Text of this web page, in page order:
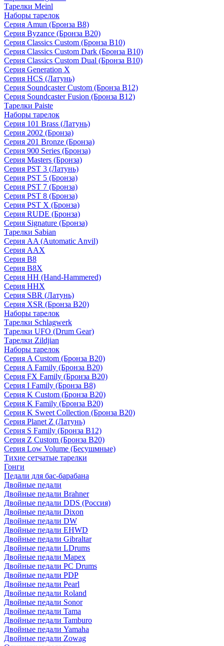
Тарелки Meinl
Наборы тарелок
Серия Amun (Бронза B8)
Серия Byzance (Бронза B20)
Серия Classics Custom (Бронза B10)
Серия Classics Custom Dark (Бронза B10)
Серия Classics Custom Dual (Бронза B10)
Серия Generation X
Серия HCS (Латунь)
Серия Soundcaster Custom (Бронза B12)
Серия Soundcaster Fusion (Бронза B12)
Тарелки Paiste
Наборы тарелок
Серия 101 Brass (Латунь)
Серия 2002 (Бронза)
Серия 201 Bronze (Бронза)
Серия 900 Series (Бронза)
Серия Masters (Бронза)
Серия PST 3 (Латунь)
Серия PST 5 (Бронза)
Серия PST 7 (Бронза)
Серия PST 8 (Бронза)
Серия PST X (Бронза)
Серия RUDE (Бронза)
Серия Signature (Бронза)
Тарелки Sabian
Серия AA (Automatic Anvil)
Серия AAX
Серия B8
Серия B8X
Серия HH (Hand-Hammered)
Серия HHX
Серия SBR (Латунь)
Серия XSR (Бронза B20)
Наборы тарелок
Тарелки Schlagwerk
Тарелки UFO (Drum Gear)
Тарелки Zildjian
Наборы тарелок
Серия A Custom (Бронза B20)
Серия A Family (Бронза B20)
Серия FX Family (Бронза B20)
Серия I Family (Бронза B8)
Серия K Custom (Бронза B20)
Серия K Family (Бронза B20)
Серия K Sweet Collection (Бронза B20)
Серия Planet Z (Латунь)
Серия S Family (Бронза B12)
Серия Z Custom (Бронза B20)
Серия Low Volume (Бесушмные)
Тихие сетчатые тарелки
Гонги
Педали для бас-барабана
Двойные педали
Двойные педали Brahner
Двойные педали DDS (Россия)
Двойные педали Dixon
Двойные педали DW
Двойные педали EHWD
Двойные педали Gibraltar
Двойные педали LDrums
Двойные педали Mapex
Двойные педали PC Drums
Двойные педали PDP
Двойные педали Pearl
Двойные педали Roland
Двойные педали Sonor
Двойные педали Tama
Двойные педали Tamburo
Двойные педали Yamaha
Двойные педали Zowag